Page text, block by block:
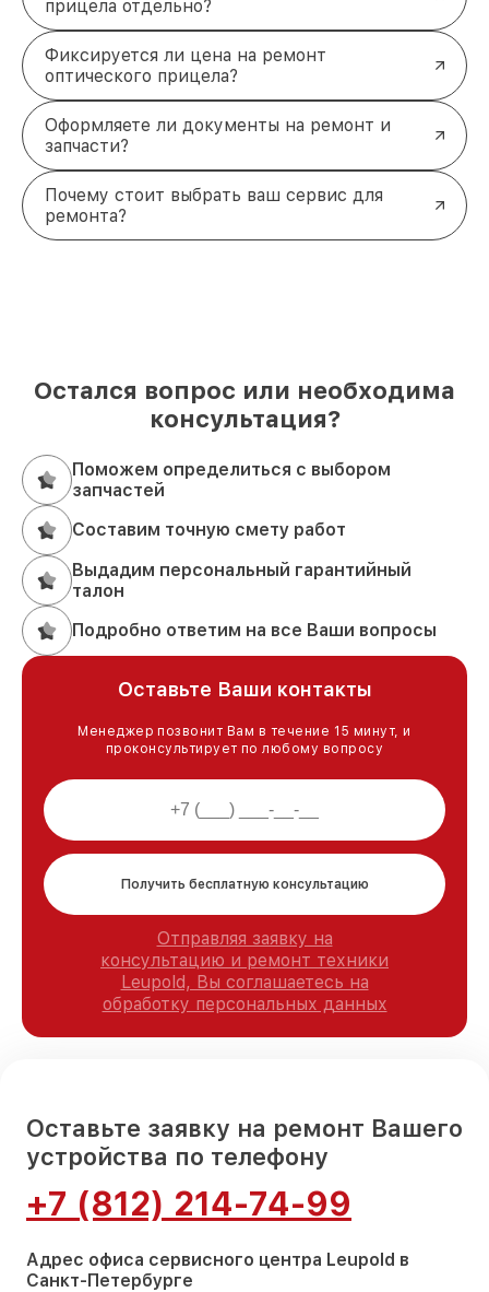
прицела отдельно?
Фиксируется ли цена на ремонт
оптического прицела?
Оформляете ли документы на ремонт и
запчасти?
Почему стоит выбрать ваш сервис для
ремонта?
Остался вопрос или необходима
консультация?
Поможем определиться с выбором
запчастей
Составим точную смету работ
Выдадим персональный гарантийный
талон
Подробно ответим на все Ваши вопросы
Оставьте Ваши контакты
Менеджер позвонит Вам в течение 15 минут, и
проконсультирует по любому вопросу
Получить бесплатную консультацию
Отправляя заявку на
консультацию и ремонт техники
Leupold, Вы соглашаетесь на
обработку персональных данных
Оставьте заявку на ремонт Вашего
устройства по телефону
+7 (812) 214-74-99
Адрес офиса сервисного центра Leupold в
Санкт-Петербурге